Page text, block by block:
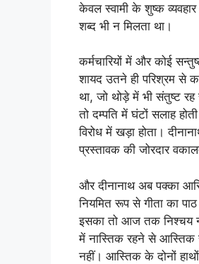
केवल स्वामी के शुष्क
शब्द भी न मिलता था।
कर्मचारियों में और कोई
शायद उतने ही परिश्रम से
था, जो थोड़े में भी संतुष्ट
तो दम्पति में घंटों सलाह
विरोध में खड़ा होता।
प्रस्तावक की जोरदार
और दीनानाथ अब पक्का
नियमित रूप से गीता का
इसका तो आज तक निश्चय
में नास्तिक रहने से आस्तिक
नहीं। आस्तिक के दोनों